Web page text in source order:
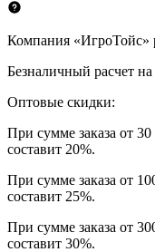
Компания «ИгроТойс»
Безналичный расчет
Оптовые скидки:
При сумме заказа от
составит 20%.
При сумме заказа от
составит 25%.
При сумме заказа от
составит 30%.